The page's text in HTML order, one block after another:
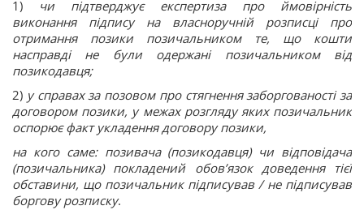
1) чи підтверджує експертиза про ймовірність
виконання підпису на власноручній розписці про
отримання позики позичальником те, що кошти
насправді не були одержані позичальником від
позикодавця;
2) у справах за позовом про стягнення заборгованості за
договором позики, у межах розгляду яких позичальник
оспорює факт укладення договору позики,
на кого саме: позивача (позикодавця) чи відповідача
(позичальника) покладений обов’язок доведення тієї
обставини, що позичальник підписував / не підписував
боргову розписку.